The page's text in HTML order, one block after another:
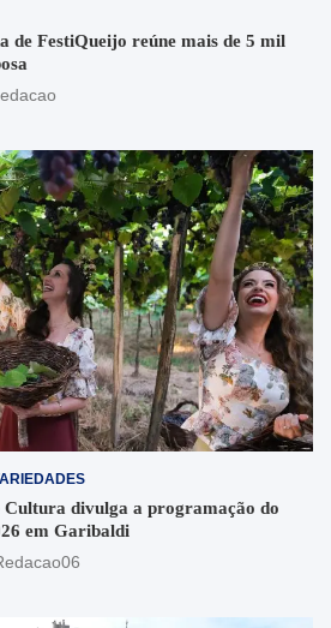
de FestiQueijo reúne mais de 5 mil
Cultura divulga a programação do
em Garibaldi